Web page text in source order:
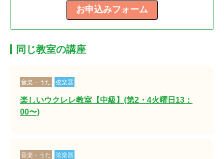
同じ教室の講座
音楽・うた 弦楽器
楽しいウクレレ教室【中級】(第2・4火曜日13：
00〜)
音楽・うた 弦楽器